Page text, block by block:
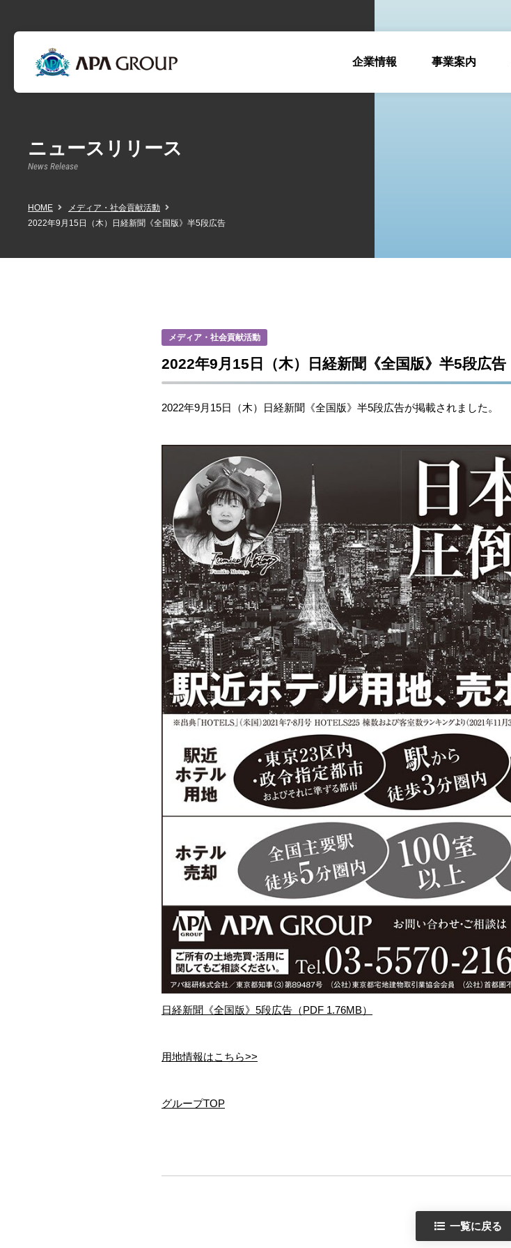
企業情報 事業案内
ニュースリリース
News Release
HOME
メディア・社会貢献活動
2022年9月15日（木）日経新聞《全国版》半5段広告
メディア・社会貢献活動
2022年9月15日（木）日経新聞《全国版》半5段広告
2022年9月15日（木）日経新聞《全国版》半5段広告が掲載されました。
日経新聞《全国版》5段広告（PDF 1.76MB）
用地情報はこちら>>
グループTOP
一覧に戻る